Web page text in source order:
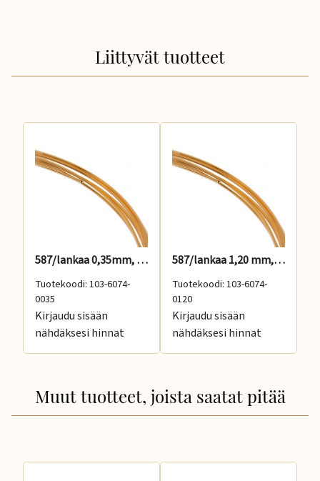
Liittyvät tuotteet
587/lankaa 0,35mm, Suomiväri
Tuotekoodi: 103-6074-
0035
Kirjaudu sisään
nähdäksesi hinnat
587/lankaa 1,20 mm, Suomiväri
Tuotekoodi: 103-6074-
0120
Kirjaudu sisään
nähdäksesi hinnat
Muut tuotteet, joista saatat pitää